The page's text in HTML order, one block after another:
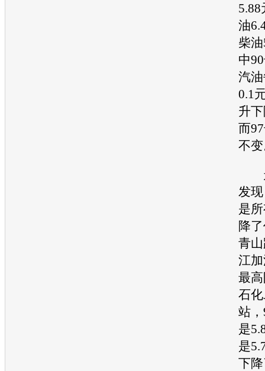
油
柴
中
汽油
0.1
升
而
不
走
发
是
降
青
江
最
石
站
是
是
下